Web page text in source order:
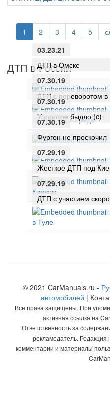
1 2 3 4 5
ДТП в России
03.23.21
ДТП в Омске
07.30.19
ДТП с переворотом в
07.30.19
Упоротое быдло (c)
07.30.19
Фургон не проскочил
07.29.19
Жесткое ДТП под
07.29.19
ДТП с участием
© 2021 CarManuals.ru -
автомобилей |
Все права защищены. При
активная ссылка на
Ответственность за
рекламодатель. Редакция
комментарии и материалы